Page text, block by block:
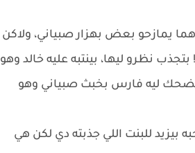
يمازحو بعض بهزار صبياني، ولاكن
نظرو ليها، بينتبه عليه خالد وهو
ليه فارس بخبث صبياني وهو
بيزيد للبنت اللي جذبته دي لكن هي